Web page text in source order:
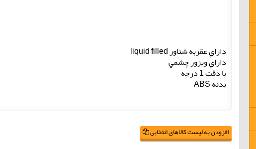
داراي عقربه شناور liquid filled
داراي ويزور چشمي
با دقت 1 درجه
بدنه ABS
افزودن به لیست کالاهای انتخابی